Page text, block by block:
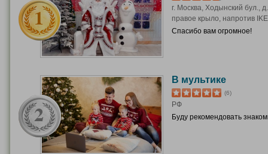
г. Москва, Ходынский бул.,
правое крыло, напротив
Спасибо вам огромное!
В мультике
(6)
РФ
Буду рекомендовать